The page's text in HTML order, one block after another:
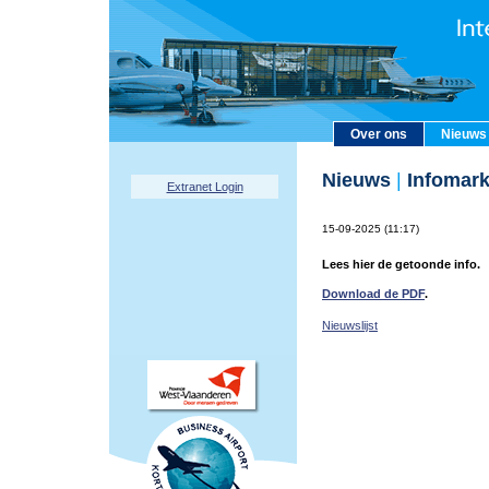
Over ons Nieuws
Extranet Login Nieuws
15-09-2025 (11:17)
Lees hier de getoonde info.
Download de PDF.
Nieuwslijst